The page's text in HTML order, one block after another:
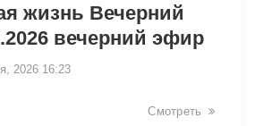
жизнь Вечерний
вечерний эфир
2026 16:23
Смотреть